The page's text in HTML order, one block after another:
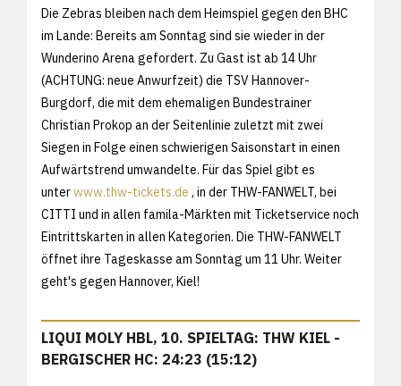
Die Zebras bleiben nach dem Heimspiel gegen den BHC
im Lande: Bereits am Sonntag sind sie wieder in der
Wunderino Arena gefordert. Zu Gast ist ab 14 Uhr
(ACHTUNG: neue Anwurfzeit) die TSV Hannover-
Burgdorf, die mit dem ehemaligen Bundestrainer
Christian Prokop an der Seitenlinie zuletzt mit zwei
Siegen in Folge einen schwierigen Saisonstart in einen
Aufwärtstrend umwandelte. Für das Spiel gibt es
unterwww.thw-tickets.de , in der THW-FANWELT, bei
CITTI und in allen famila-Märkten mit Ticketservice noch
Eintrittskarten in allen Kategorien. Die THW-FANWELT
öffnet ihre Tageskasse am Sonntag um 11 Uhr. Weiter
geht's gegen Hannover, Kiel!
LIQUI MOLY HBL, 10. SPIELTAG: THW KIEL -
BERGISCHER HC: 24:23 (15:12)